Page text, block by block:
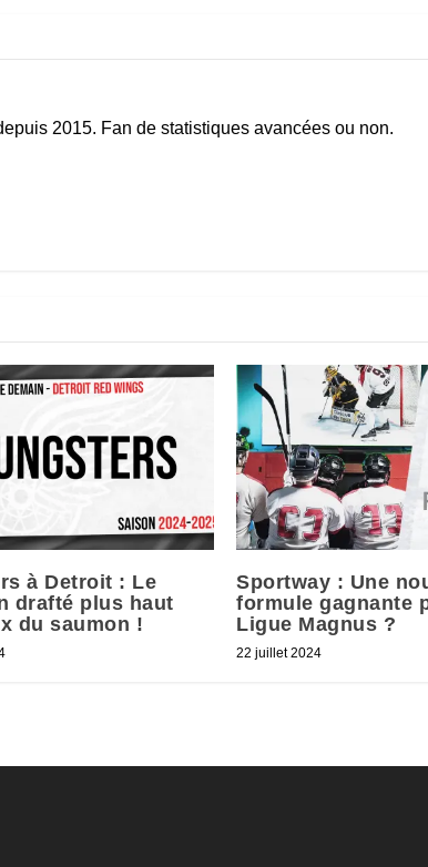
2015. Fan de statistiques avancées ou non.
à Detroit : Le
drafté plus haut
du saumon !
Sportway : Une
formule gagnante
Ligue Magnus ?
22 juillet 2024